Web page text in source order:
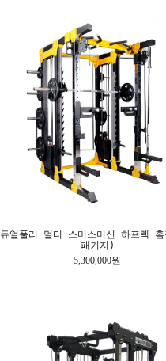
듀얼풀리 멀티 스미스머신 하프렉
패키지)
5,300,000원